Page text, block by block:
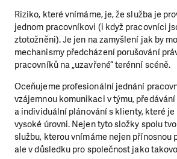
Riziko, které vnímáme, je, že služba je
jednom pracovníkovi (i když pracovníci
ztotožněni). Je jen na zamyšlení jak by
mechanismy předcházení porušování
pracovníků na „uzavřené“ terénní scéně.
Oceňujeme profesionální jednání
vzájemnou komunikaci v týmu,
a individuální plánování s klienty, které je
vysoké úrovni. Nejen tyto složky spolu
službu, kterou vnímáme nejen přínosnou
ale v důsledku pro společnost jako